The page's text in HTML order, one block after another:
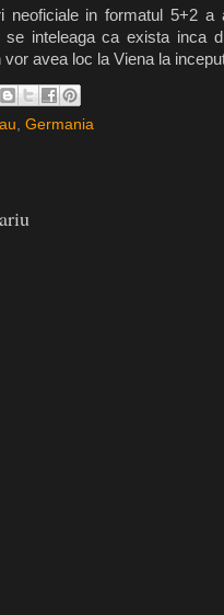
neoficiale in formatul 5+2
inteleaga ca exista inca
avea loc la Viena la
, Germania